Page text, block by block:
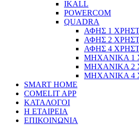
IKALL
POWERCOM
QUADRA
ΑΦΗΣ 1
ΑΦΗΣ 2
ΑΦΗΣ 4
ΜΗΧΑΝΙΚΑ 1
ΜΗΧΑΝΙΚΑ 2
ΜΗΧΑΝΙΚΑ 4
SMART HOME
COMELIT APP
ΚΑΤΑΛΟΓΟΙ
Η ΕΤΑΙΡΕΙΑ
ΕΠΙΚΟΙΝΩΝΙΑ